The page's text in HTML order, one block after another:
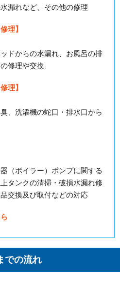
漏れなど、その他の修理
理】
ドからの水漏れ、お風呂の排
修理や交換
理】
、洗濯機の蛇口・排水口から
（ボイラー）ポンプに関する
タンクの清掃・破損水漏れ修
交換及び取付などの対応
での流れ